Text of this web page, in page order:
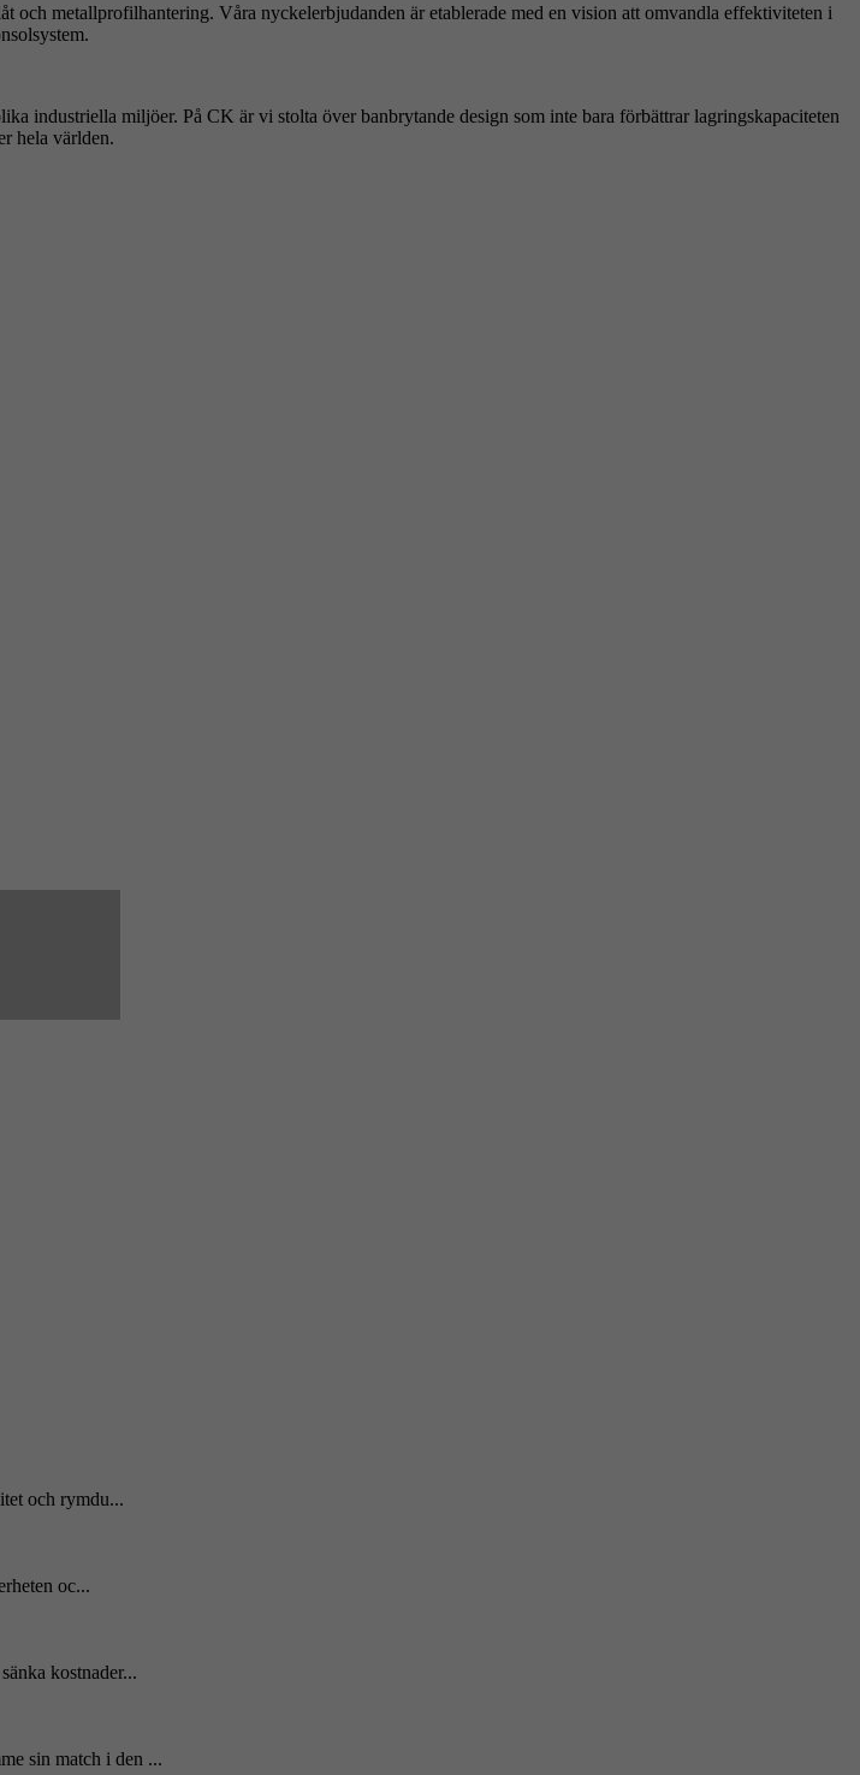
metallprofilhantering. Våra nyckelerbjudanden är etablerade med en vision att omvandla effektiviteten i
industriella miljöer. På CK är vi stolta över banbrytande design som inte bara förbättrar lagringskapaciteten
hela världen.
och rymdu...
oc...
kostnader...
sin match i den ...